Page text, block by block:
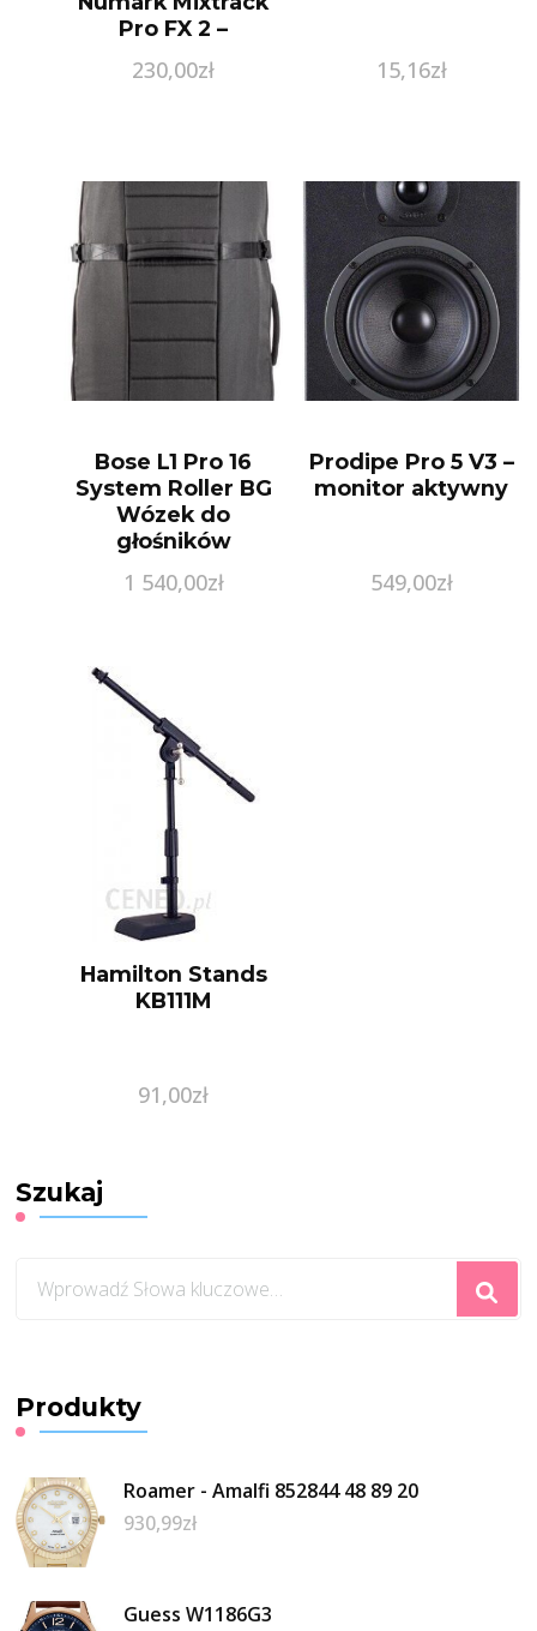
Pro FX 2 –
230,00zł 15,16zł
Bose L1 Pro 16
System Roller BG
Wózek do
głośników
1 540,00zł
Prodipe Pro 5 V3 –
monitor aktywny
549,00zł
Hamilton Stands
KB111M
91,00zł
Szukaj
czegoś?
Produkty
Roamer - Amalfi 852844 48 89 20
930,99zł
Guess W1186G3